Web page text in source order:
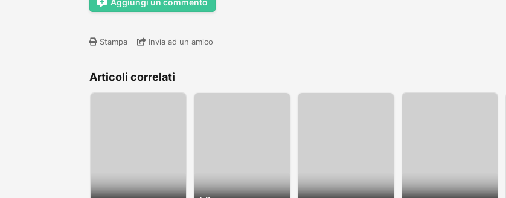
Aggiungi un commento
Stampa Invia ad un amico
Articoli correlati